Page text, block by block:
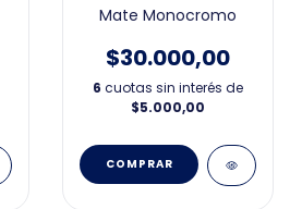
Mate Monocromo
$30.000,00
6 cuotas sin interés de
$5.000,00